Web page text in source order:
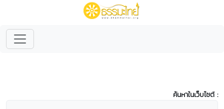
ค้นหาในเว็บไซต์ :